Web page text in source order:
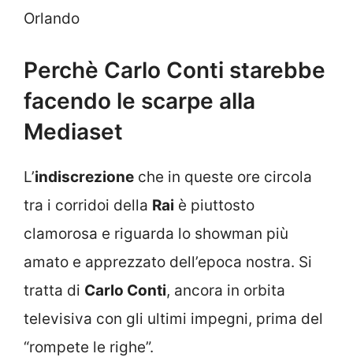
Orlando
Perchè Carlo Conti starebbe
facendo le scarpe alla
Mediaset
L’indiscrezione che in queste ore circola
tra i corridoi della Rai è piuttosto
clamorosa e riguarda lo showman più
amato e apprezzato dell’epoca nostra. Si
tratta di Carlo Conti, ancora in orbita
televisiva con gli ultimi impegni, prima del
“rompete le righe”.